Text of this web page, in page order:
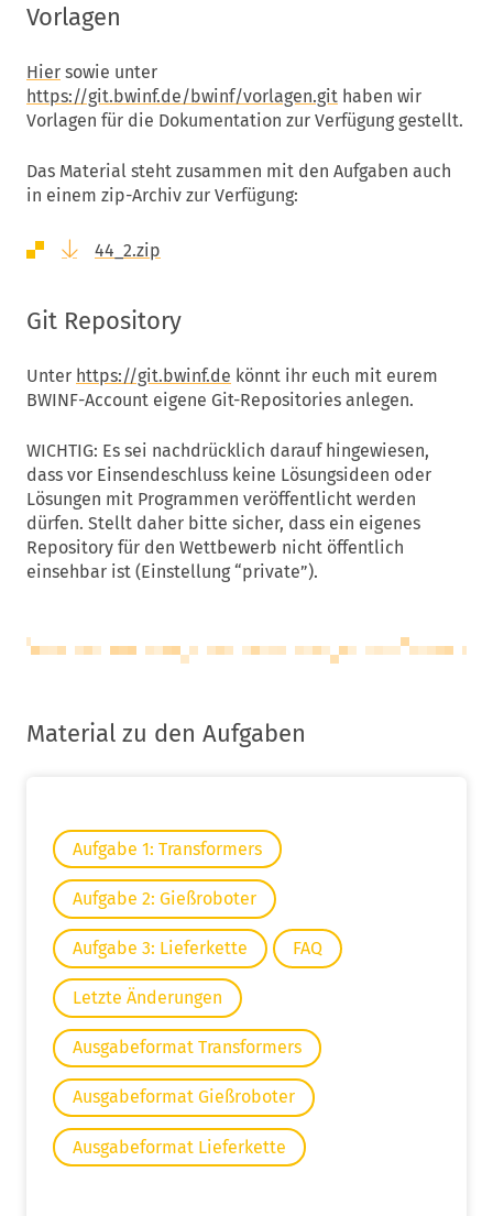
Vorlagen
Hier sowie unter
https://git.bwinf.de/bwinf/vorlagen.git haben wir
Vorlagen für die Dokumentation zur Verfügung gestellt.
Das Material steht zusammen mit den Aufgaben auch
in einem zip-Archiv zur Verfügung:
44_2.zip
Git Repository
Unter https://git.bwinf.de könnt ihr euch mit eurem
BWINF-Account eigene Git-Repositories anlegen.
WICHTIG: Es sei nachdrücklich darauf hingewiesen,
dass vor Einsendeschluss keine Lösungsideen oder
Lösungen mit Programmen veröffentlicht werden
dürfen. Stellt daher bitte sicher, dass ein eigenes
Repository für den Wettbewerb nicht öffentlich
einsehbar ist (Einstellung “private”).
Material zu den Aufgaben
Aufgabe 1: Transformers
Aufgabe 2: Gießroboter
Aufgabe 3: Lieferkette FAQ
Letzte Änderungen
Ausgabeformat Transformers
Ausgabeformat Gießroboter
Ausgabeformat Lieferkette